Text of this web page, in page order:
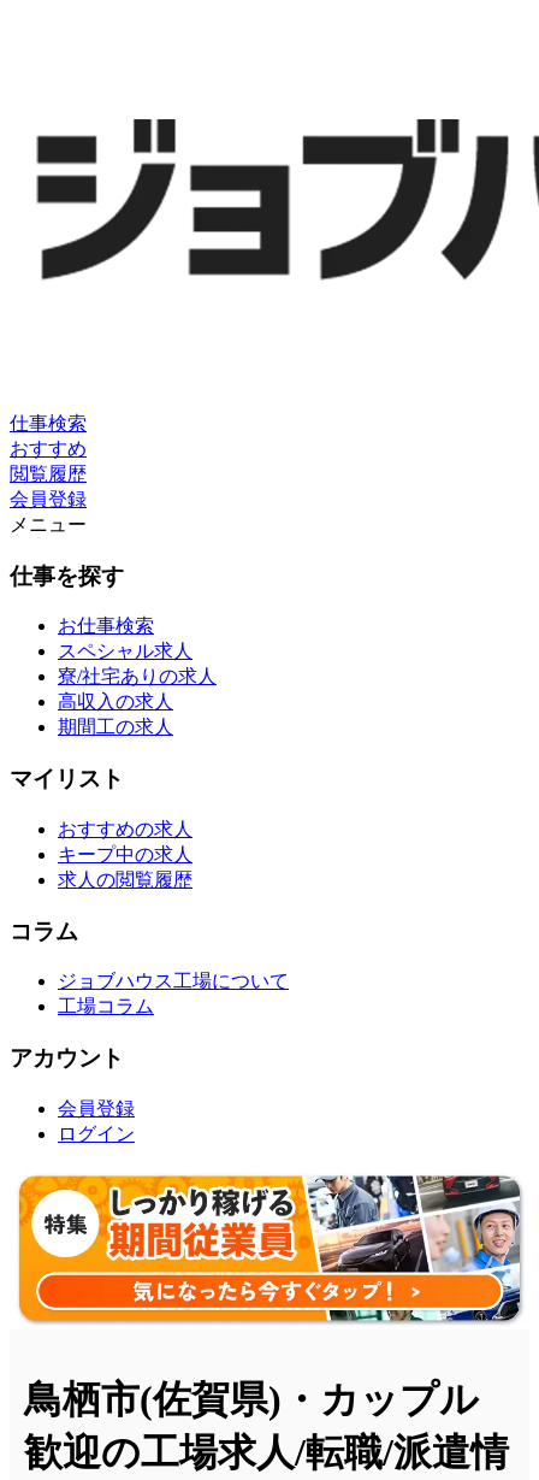
仕事検索
おすすめ
閲覧履歴
会員登録
メニュー
仕事を探す
お仕事検索
スペシャル求人
寮/社宅ありの求人
高収入の求人
期間工の求人
マイリスト
おすすめの求人
キープ中の求人
求人の閲覧履歴
コラム
ジョブハウス工場について
工場コラム
アカウント
会員登録
ログイン
鳥栖市(佐賀県)・カップル
歓迎の工場求人/転職/派遣情